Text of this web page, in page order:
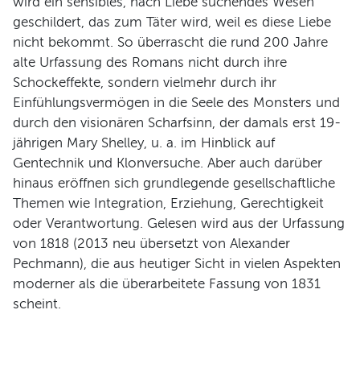
geschildert, das zum Täter wird, weil es diese Liebe
nicht bekommt. So überrascht die rund 200 Jahre
alte Urfassung des Romans nicht durch ihre
Schockeffekte, sondern vielmehr durch ihr
Einfühlungsvermögen in die Seele des Monsters und
durch den visionären Scharfsinn, der damals erst 19-
jährigen Mary Shelley, u. a. im Hinblick auf
Gentechnik und Klonversuche. Aber auch darüber
hinaus eröffnen sich grundlegende gesellschaftliche
Themen wie Integration, Erziehung, Gerechtigkeit
oder Verantwortung. Gelesen wird aus der Urfassung
von 1818 (2013 neu übersetzt von Alexander
Pechmann), die aus heutiger Sicht in vielen Aspekten
moderner als die überarbeitete Fassung von 1831
scheint.